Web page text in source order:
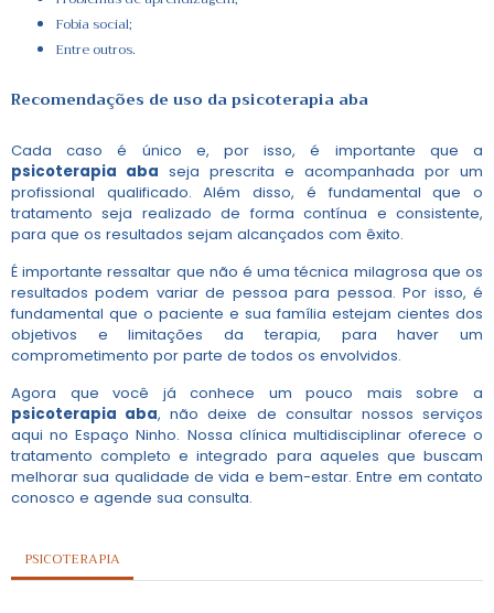
Fobia social;
Entre outros.
Recomendações de uso dapsicoterapia aba
Cada caso é único e, por isso, é importante que a
psicoterapia aba seja prescrita e acompanhada por um
profissional qualificado. Além disso, é fundamental que o
tratamento seja realizado de forma contínua e consistente,
para que os resultados sejam alcançados com êxito.
É importante ressaltar que não é uma técnica milagrosa que os
resultados podem variar de pessoa para pessoa. Por isso, é
fundamental que o paciente e sua família estejam cientes dos
objetivos e limitações da terapia, para haver um
comprometimento por parte de todos os envolvidos.
Agora que você já conhece um pouco mais sobre a
psicoterapia aba, não deixe de consultar nossos serviços
aqui no Espaço Ninho. Nossa clínica multidisciplinar oferece o
tratamento completo e integrado para aqueles que buscam
melhorar sua qualidade de vida e bem-estar. Entre em contato
conosco e agende sua consulta.
PSICOTERAPIA